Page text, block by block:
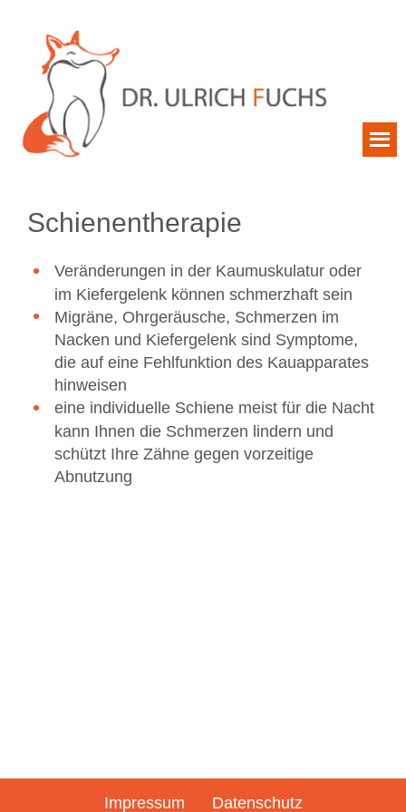
Schienentherapie
Veränderungen in der Kaumuskulatur oder
im Kiefergelenk können schmerzhaft sein
Migräne, Ohrgeräusche, Schmerzen im
Nacken und Kiefergelenk sind Symptome,
die auf eine Fehlfunktion des Kauapparates
hinweisen
eine individuelle Schiene meist für die Nacht
kann Ihnen die Schmerzen lindern und
schützt Ihre Zähne gegen vorzeitige
Abnutzung
Impressum Datenschutz